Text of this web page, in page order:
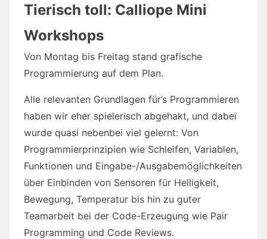
Tierisch toll: Calliope Mini
Workshops
Von Montag bis Freitag stand grafische
Programmierung auf dem Plan.
Alle relevanten Grundlagen für’s Programmieren
haben wir eher spielerisch abgehakt, und dabei
wurde quasi nebenbei viel gelernt: Von
Programmierprinzipien wie Schleifen, Variablen,
Funktionen und Eingabe-/Ausgabemöglichkeiten
über Einbinden von Sensoren für Helligkeit,
Bewegung, Temperatur bis hin zu guter
Teamarbeit bei der Code-Erzeugung wie Pair
Programming und Code Reviews.